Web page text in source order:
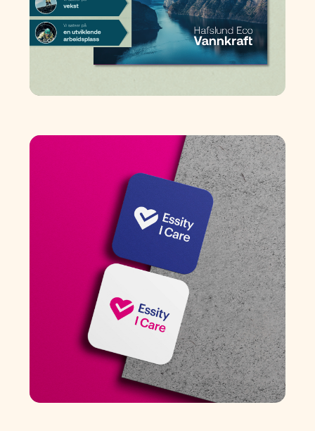
Kraftsamling for
endring
Essity – Taking
care of health,
safety, and well-
being